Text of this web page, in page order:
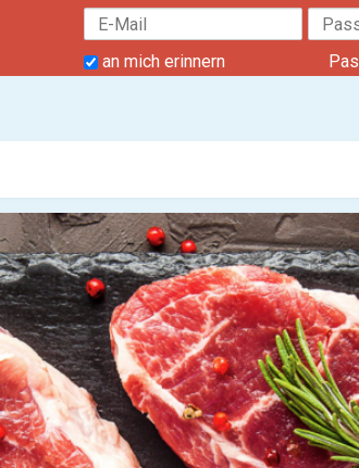
an mich erinnern